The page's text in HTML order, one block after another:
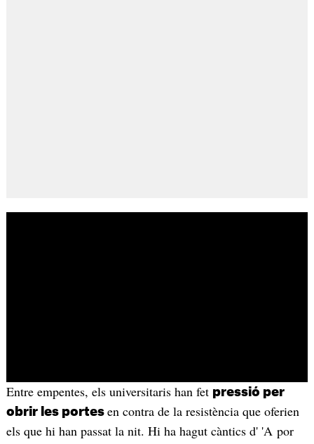
Entre empentes, els universitaris han fet pressió per
obrir les portes en contra de la resistència que oferien
els que hi han passat la nit. Hi ha hagut càntics d' 'A por